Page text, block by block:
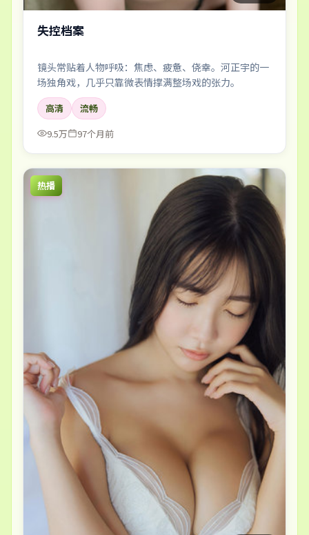
失控档案
镜头常贴着人物呼吸：焦虑、疲惫、侥幸。河正宇的一
场独角戏，几乎只靠微表情撑满整场戏的张力。
高清
流畅
9.5万
97个月前
热播